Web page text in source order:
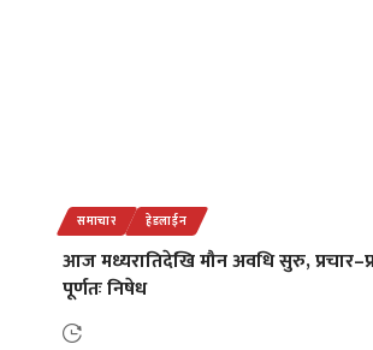
समाचार हेडलाईन
आज मध्यरातिदेखि मौन अवधि सुरु,
पूर्णतः निषेध